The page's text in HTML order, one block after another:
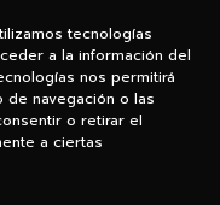
tecnologías
a la información del
nos permitirá
navegación o las
o retirar el
a ciertas
da